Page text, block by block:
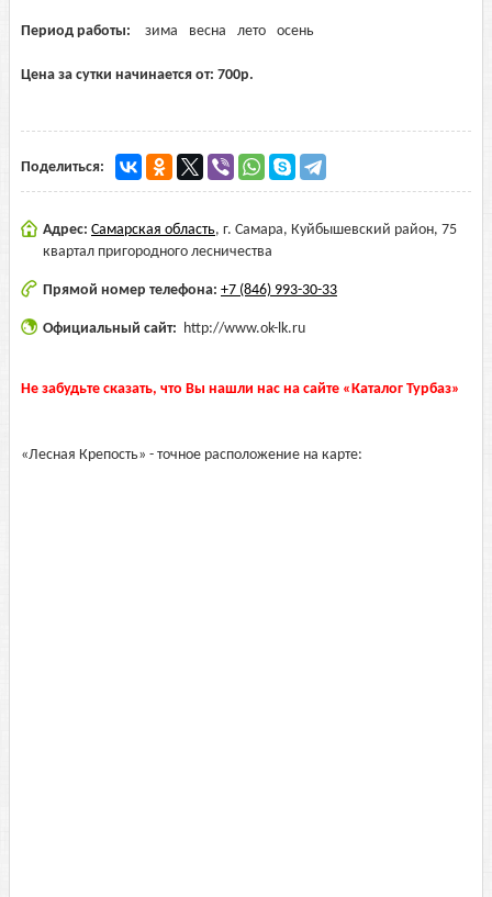
Период работы: зима весна лето осень
Цена за сутки начинается от: 700р.
Поделиться:
Адрес: Самарская область, г. Самара, Куйбышевский район, 75
квартал пригородного лесничества
Прямой номер телефона: +7 (846) 993-30-33
Официальный сайт: http://www.ok-lk.ru
Не забудьте сказать, что Вы нашли нас на сайте «Каталог Турбаз»
«Лесная Крепость» - точное расположение на карте: